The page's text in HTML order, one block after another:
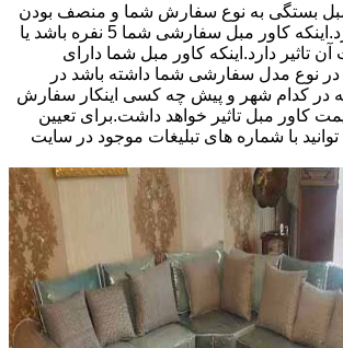
بستگی به نوع سفارش شما و منصف بودن
دوزنده کاور مبل دارد.اینکه کاور مبل سفارشی شما 5 نفره باشد یا
آن تاثیر دارد.اینکه کاور مبل شما دارای
نوع مدل سفارشی شما داشته باشد در
در کدام شهر و پیش چه کسی اینکار سفارش
کاور مبل تاثیر خواهد داشت.برای تعیین
با شماره های تبلیغات موجود در سایت